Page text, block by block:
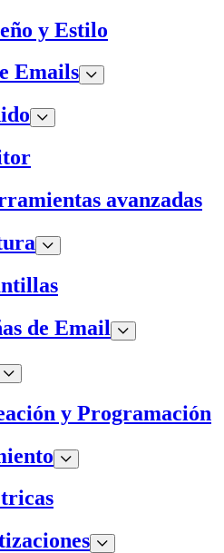
y Estilo
Emails
avanzadas
de Email
y Programación